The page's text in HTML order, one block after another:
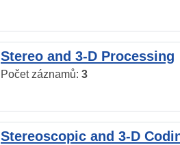
Stereo and 3-D Processing
Počet záznamů: 3
Stereoscopic and 3-D